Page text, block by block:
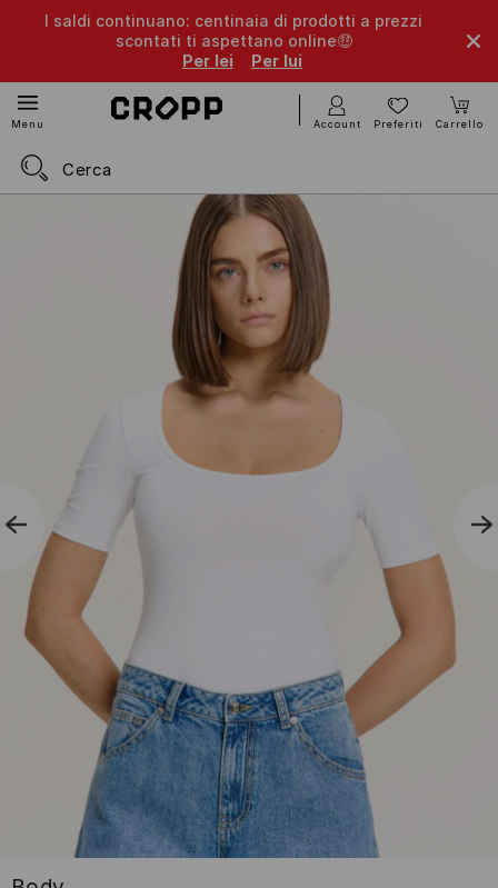
I saldi continuano: centinaia di prodotti a prezzi
scontati ti aspettano online🤑
Per lei
Per lui
Menu Account Preferiti Carrello